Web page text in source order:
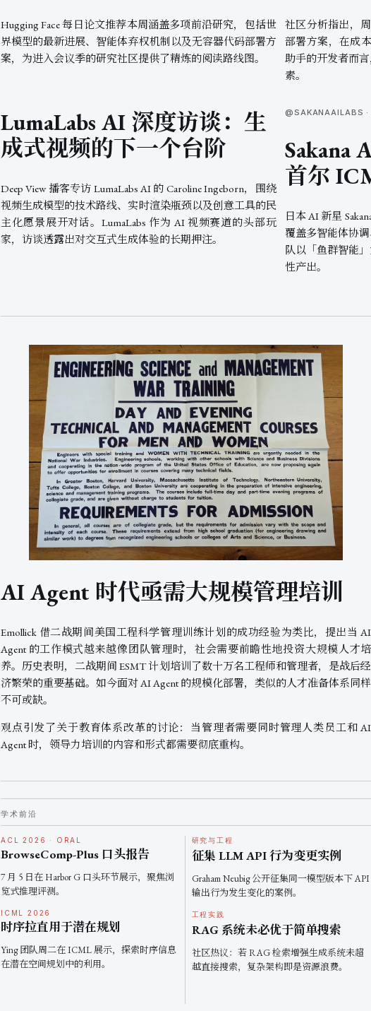
Hugging Face 每日论文推荐本周涵盖多项前沿研究，包括世
界模型的最新进展、智能体弃权机制以及无容器代码部署方
案，为进入会议季的研究社区提供了精炼的阅读路线图。
LumaLabs AI 深度访谈：生
成式视频的下一个台阶
Deep View 播客专访 LumaLabs AI 的 Caroline Ingeborn，围绕
视频生成模型的技术路线、实时渲染瓶颈以及创意工具的民
主化愿景展开对话。LumaLabs 作为 AI 视频赛道的头部玩
家，访谈透露出对交互式生成体验的长期押注。
社区分析指出，周
部署方案，在成
助手的开发者而
素。
@SAKANAAILABS
Sakana
首尔
日本 AI 新星
覆盖多智能体协
队以「鱼群智能
性产出。
AI Agent 时代亟需大规模管理培训
Emollick 借二战期间美国工程科学管理训练计划的成功经验为类比，提出当 AI
Agent 的工作模式越来越像团队管理时，社会需要前瞻性地投资大规模人才培
养。历史表明，二战期间 ESMT 计划培训了数十万名工程师和管理者，是战后经
济繁荣的重要基础。如今面对 AI Agent 的规模化部署，类似的人才准备体系同样
不可或缺。
观点引发了关于教育体系改革的讨论：当管理者需要同时管理人类员工和 AI
Agent 时，领导力培训的内容和形式都需要彻底重构。
学术前沿
ACL 2026 · ORAL
BrowseComp-Plus 口头报告
7 月 5 日在 Harbor G 口头环节展示，聚焦浏
览式推理评测。
ICML 2026
时序拉直用于潜在规划
Ying 团队周二在 ICML 展示，探索时序信息
在潜在空间规划中的利用。
研究与工程
征集 LLM API 行为变更实例
Graham Neubig 公开征集同一模型版本下 API
输出行为发生变化的案例。
工程实践
RAG 系统未必优于简单搜索
社区热议：若 RAG 检索增强生成系统未超
越直接搜索，复杂架构即是资源浪费。